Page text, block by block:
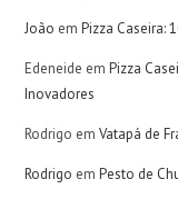
João emPizza Caseira:
Edeneide emPizza
Inovadores
Rodrigo emVatapá de
Rodrigo emPesto de